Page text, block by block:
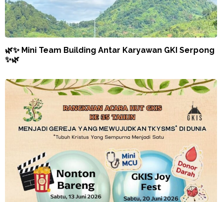
🌿✨ Mini Team Building Antar Karyawan GKI Serpong
✨🌿